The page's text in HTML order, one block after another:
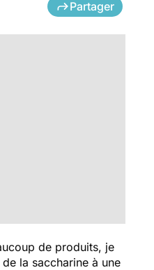
Partager
de produits, je
la saccharine à une